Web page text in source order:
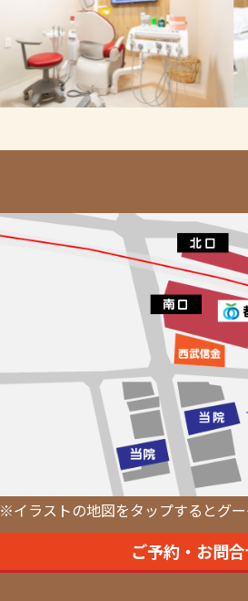
※イラストの地図をタップするとグー
ご予約・お問